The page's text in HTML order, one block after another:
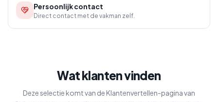
Persoonlijk contact
Direct contact met de vakman zelf.
Wat klanten vinden
Deze selectie komt van de Klantenvertellen-pagina van